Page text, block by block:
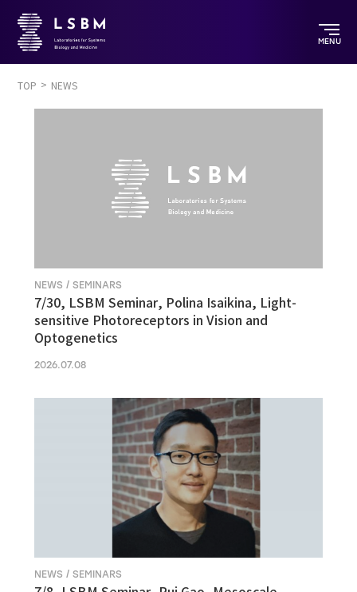
MENU
TOP NEWS
NEWS / SEMINARS
7/30, LSBM Seminar, Polina Isaikina, Light-
sensitive Photoreceptors in Vision and
Optogenetics
2026.07.08
NEWS / SEMINARS